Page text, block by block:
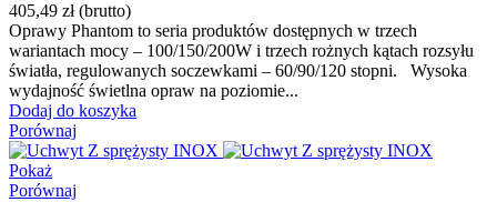
405,49 zł (brutto)
Oprawy Phantom to seria produktów dostępnych w trzech
wariantach mocy – 100/150/200W i trzech rożnych kątach rozsyłu
światła, regulowanych soczewkami – 60/90/120 stopni. Wysoka
wydajność świetlna opraw na poziomie...
Dodaj do koszyka
Porównaj
Pokaż
Porównaj